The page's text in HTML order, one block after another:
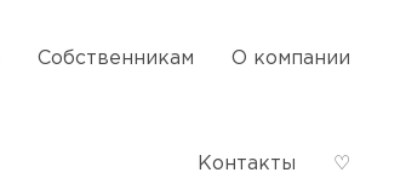
Собственникам О компании
Контакты ♡